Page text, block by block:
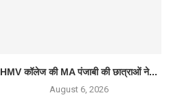
HMV कॉलेज की MA पंजाबी की छात्राओं ने...
August 6, 2026